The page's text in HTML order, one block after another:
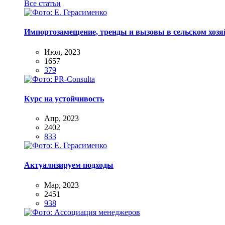
Все статьи
Импортозамещение, тренды и вызовы в сельском
Июл, 2023
1657
379
Курс на устойчивость
Апр, 2023
2402
833
Актуализируем подходы
Мар, 2023
2451
938